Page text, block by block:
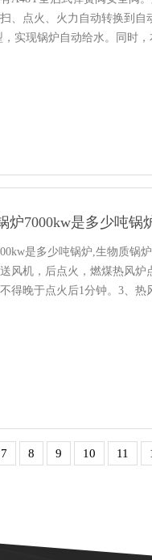
、点火、火力自动转换到自
，实现锅炉自动给水。同时
炉7000kw是多少吨锅
是多少吨锅炉,生物质锅
风机，后点火，燃煤热风
得晚于点火后1分钟。3、
7 8 9 10 11